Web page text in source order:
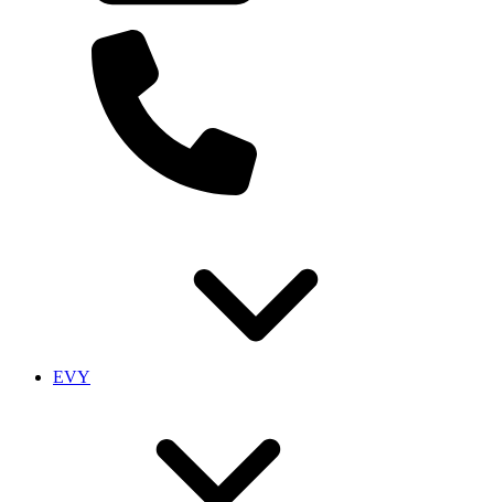
EVY